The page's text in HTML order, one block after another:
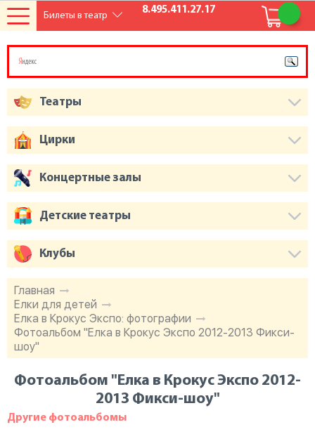
8.495.411.27.17
Главная
Елки для детей
Елка в Крокус Экспо: фотографии
Фотоальбом "Елка в Крокус Экспо 2012-2013 Фикси-
шоу"
Фотоальбом "Елка в Крокус Экспо 2012-
2013 Фикси-шоу"
Другие фотоальбомы
Театры
Цирки
Концертные залы
Детские театры
Клубы
Билеты в театр